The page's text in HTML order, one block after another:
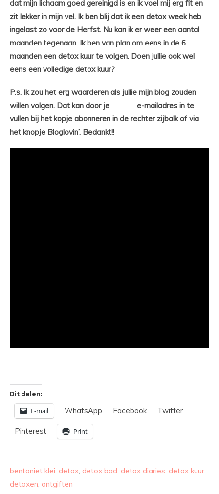
dat mijn lichaam goed gereinigd is en ik voel mij erg fit en
zit lekker in mijn vel. Ik ben blij dat ik een detox week heb
ingelast zo voor de Herfst. Nu kan ik er weer een aantal
maanden tegenaan. Ik ben van plan om eens in de 6
maanden een detox kuur te volgen. Doen jullie ook wel
eens een volledige detox kuur?
P.s. Ik zou het erg waarderen als jullie mijn blog zouden
willen volgen. Dat kan door je e-mailadres in te
vullen bij het kopje abonneren in de rechter zijbalk of via
het knopje Bloglovin’. Bedankt!!
Dit delen:
E-mail WhatsApp Facebook Twitter
Pinterest Print
bentoniet klei, detox, detox bad, detox diaries, detox kuur,
detoxen, ontgiften